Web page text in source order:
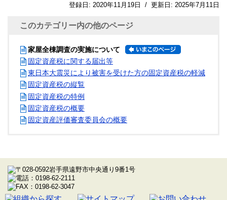
登録日: 2020年11月19日 / 更新日: 2025年7月11日
このカテゴリー内の他のページ
家屋全棟調査の実施について
固定資産税に関する届出等
東日本大震災により被害を受けた方の固定資産税の軽減
固定資産税の縦覧
固定資産税の特例
固定資産税の概要
固定資産評価審査委員会の概要